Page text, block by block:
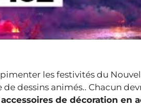
les festivités du
dessins animés.. Chacun
accessoires de décoration